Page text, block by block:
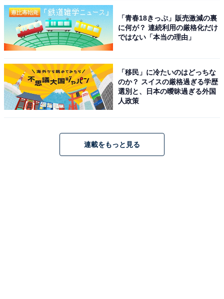
度訪れたい」（30代女性／千葉県）
「ショッピングや美術館、レストランなどがそろっ
ていて、一日中楽しめる複合施設だから。 大阪の街
並みを一望でき、特に夕方から夜景がきれいなのも
魅力」（20代男性／福井県）
※回答者のコメントは原文ママです
「青春18きっぷ」販売激減の裏
に何が？ 連続利用の厳格化だけ
ではない「本当の理由」
「移民」に冷たいのはどっちな
のか？ スイスの厳格過ぎる学歴
選別と、日本の曖昧過ぎる外国
人政策
連載をもっと見る